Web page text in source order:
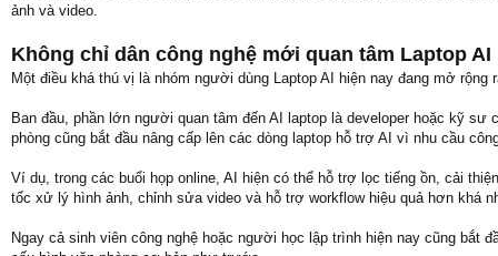
ảnh và video.
Không chỉ dân công nghệ mới quan tâm Laptop AI
Một điều khá thú vị là nhóm người dùng Laptop AI hiện nay đang mở rộng
Ban đầu, phần lớn người quan tâm đến AI laptop là developer hoặc kỹ sư
phòng cũng bắt đầu nâng cấp lên các dòng laptop hỗ trợ AI vì nhu cầu
Ví dụ, trong các buổi họp online, AI hiện có thể hỗ trợ lọc tiếng ồn, cải
tốc xử lý hình ảnh, chỉnh sửa video và hỗ trợ workflow hiệu quả hơn khá
Ngay cả sinh viên công nghệ hoặc người học lập trình hiện nay cũng